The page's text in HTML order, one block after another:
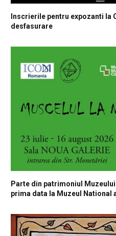
Inscrierile pentru expozanti la
desfasurare
Parte din patrimoniul
prima data la Muzeul National